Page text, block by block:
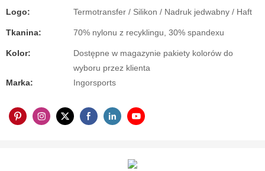
Logo: Termotransfer / Silikon / Nadruk jedwabny / Haft
Tkanina: 70% nylonu z recyklingu, 30% spandexu
Kolor:
Dostępne w magazynie pakiety kolorów do
wyboru przez klienta
Marka:
Ingorsports